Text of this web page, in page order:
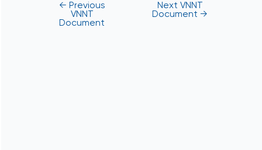
← Previous
VNNT
Document
Next VNNT
Document →